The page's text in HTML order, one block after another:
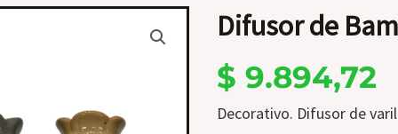
Difusor de
$ 9.894,72
Decorativo. Difusor de